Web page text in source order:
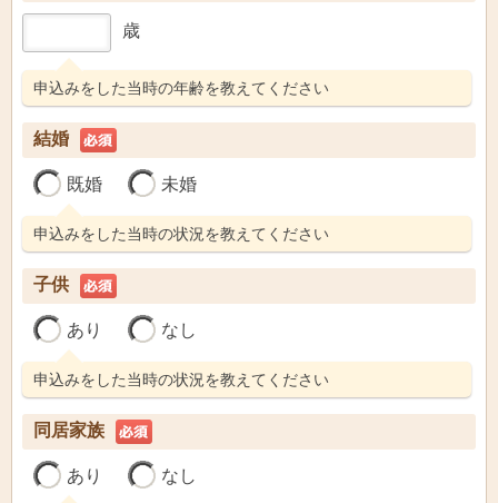
歳
申込みをした当時の年齢を教えてください
結婚
既婚 未婚
申込みをした当時の状況を教えてください
子供
あり なし
申込みをした当時の状況を教えてください
同居家族
あり なし